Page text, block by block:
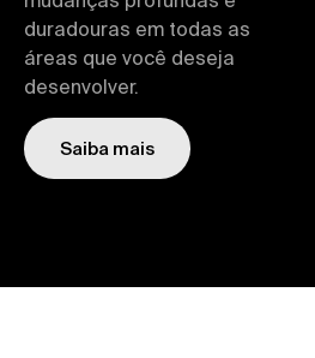
duradouras em todas as
áreas que você deseja
desenvolver.
Saiba mais